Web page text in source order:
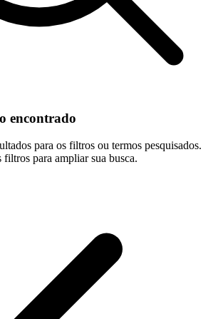
encontrado
para os filtros ou termos pesquisados.
para ampliar sua busca.